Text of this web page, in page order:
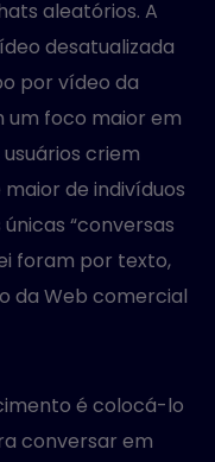
aleatórios. A
desatualizada
por vídeo da
um foco maior em
criem
de indivíduos
“conversas
foram por texto,
da Web comercial
é colocá-lo
conversar em